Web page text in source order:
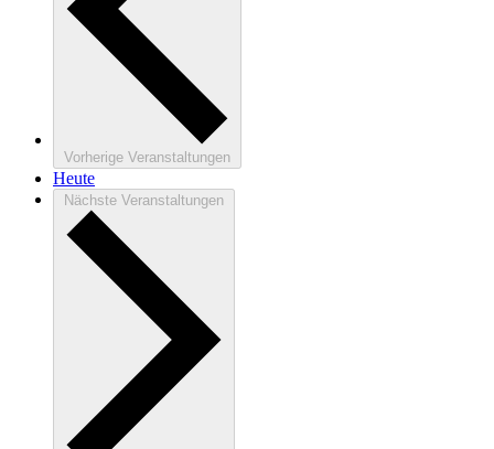
Vorherige Veranstaltungen
Heute
Nächste Veranstaltungen